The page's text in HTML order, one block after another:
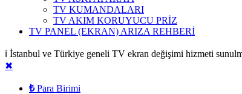
TV KUMANDALARI
TV AKIM KORUYUCU PRİZ
TV PANEL (EKRAN) ARIZA REHBERİ
ℹ️ İstanbul ve Türkiye geneli TV ekran değişimi hizmeti
✖
₺ Para Birimi